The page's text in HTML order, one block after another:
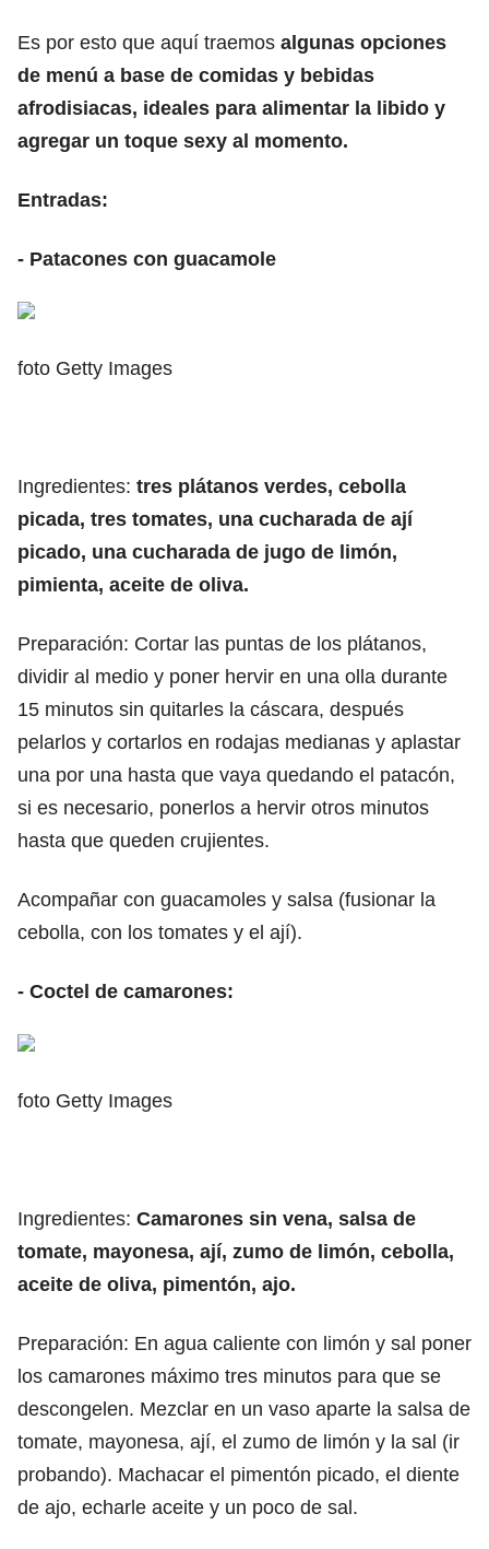
Es por esto que aquí traemos algunas opciones
de menú a base de comidas y bebidas
afrodisiacas, ideales para alimentar la libido y
agregar un toque sexy al momento.
Entradas:
- Patacones con guacamole
foto Getty Images
Ingredientes: tres plátanos verdes, cebolla
picada, tres tomates, una cucharada de ají
picado, una cucharada de jugo de limón,
pimienta, aceite de oliva.
Preparación: Cortar las puntas de los plátanos,
dividir al medio y poner hervir en una olla durante
15 minutos sin quitarles la cáscara, después
pelarlos y cortarlos en rodajas medianas y aplastar
una por una hasta que vaya quedando el patacón,
si es necesario, ponerlos a hervir otros minutos
hasta que queden crujientes.
Acompañar con guacamoles y salsa (fusionar la
cebolla, con los tomates y el ají).
- Coctel de camarones:
foto Getty Images
Ingredientes: Camarones sin vena, salsa de
tomate, mayonesa, ají, zumo de limón, cebolla,
aceite de oliva, pimentón, ajo.
Preparación: En agua caliente con limón y sal poner
los camarones máximo tres minutos para que se
descongelen. Mezclar en un vaso aparte la salsa de
tomate, mayonesa, ají, el zumo de limón y la sal (ir
probando). Machacar el pimentón picado, el diente
de ajo, echarle aceite y un poco de sal.